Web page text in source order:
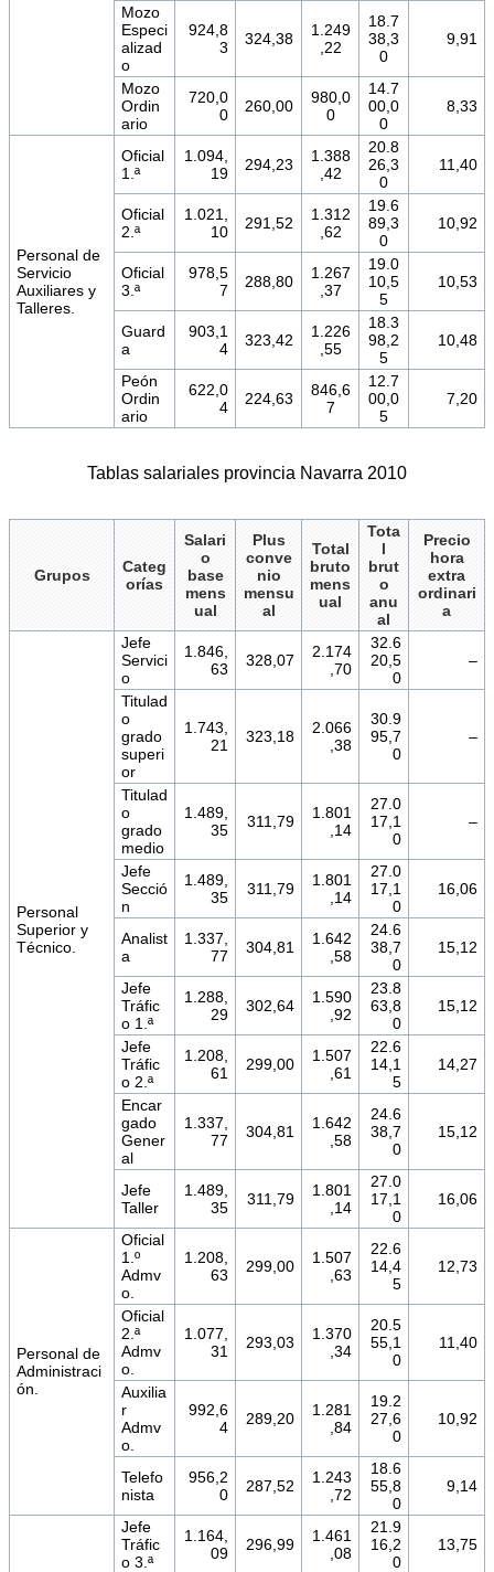
Mozo
Especi
alizad
o
924,8
3
324,38
1.249
,22
18.7
38,3
0
9,91
Mozo
Ordin
ario
720,0
0
260,00
980,0
0
14.7
00,0
0
8,33
Personal de
Servicio
Auxiliares y
Talleres.
Oficial
1.ª
1.094,
19
294,23
1.388
,42
20.8
26,3
0
11,40
Oficial
2.ª
1.021,
10
291,52
1.312
,62
19.6
89,3
0
10,92
Oficial
3.ª
978,5
7
288,80
1.267
,37
19.0
10,5
5
10,53
Guard
a
903,1
4
323,42
1.226
,55
18.3
98,2
5
10,48
Peón
Ordin
ario
622,0
4
224,63
846,6
7
12.7
00,0
5
7,20
Tablas salariales provincia Navarra 2010
Grupos
Categ
orías
Salari
o
base
mens
ual
Plus
conve
nio
mensu
al
Total
bruto
mens
ual
Tota
l
brut
o
anu
al
Precio
hora
extra
ordinari
a
Personal
Superior y
Técnico.
Jefe
Servici
o
1.846,
63
328,07
2.174
,70
32.6
20,5
0
–
Titulad
o
grado
superi
or
1.743,
21
323,18
2.066
,38
30.9
95,7
0
–
Titulad
o
grado
medio
1.489,
35
311,79
1.801
,14
27.0
17,1
0
–
Jefe
Secció
n
1.489,
35
311,79
1.801
,14
27.0
17,1
0
16,06
Analist
a
1.337,
77
304,81
1.642
,58
24.6
38,7
0
15,12
Jefe
Tráfic
o 1.ª
1.288,
29
302,64
1.590
,92
23.8
63,8
0
15,12
Jefe
Tráfic
o 2.ª
1.208,
61
299,00
1.507
,61
22.6
14,1
5
14,27
Encar
gado
Gener
al
1.337,
77
304,81
1.642
,58
24.6
38,7
0
15,12
Jefe
Taller
1.489,
35
311,79
1.801
,14
27.0
17,1
0
16,06
Personal de
Administraci
ón.
Oficial
1.º
Admv
o.
1.208,
63
299,00
1.507
,63
22.6
14,4
5
12,73
Oficial
2.ª
Admv
o.
1.077,
31
293,03
1.370
,34
20.5
55,1
0
11,40
Auxilia
r
Admv
o.
992,6
4
289,20
1.281
,84
19.2
27,6
0
10,92
Telefo
nista
956,2
0
287,52
1.243
,72
18.6
55,8
0
9,14
Jefe
Tráfic
o 3.ª
1.164,
09
296,99
1.461
,08
21.9
16,2
0
13,75